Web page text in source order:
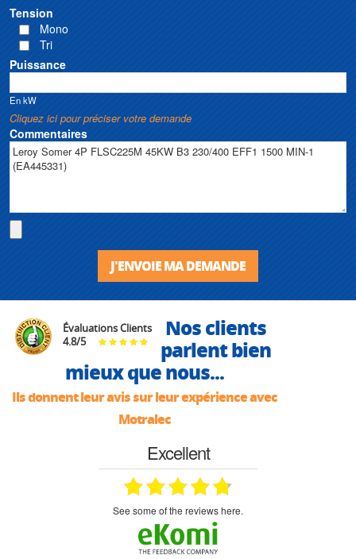
Tension
Mono
Tri
Puissance
En kW
Cliquez ici pour préciser votre demande
Commentaires
J'ENVOIE MA DEMANDE
Évaluations Clients
4.8/5
Nos clients
parlent bien
mieux que nous...
Ils donnent leur avis sur leur expérience avec
Motralec
Excellent
see some of the reviews here.